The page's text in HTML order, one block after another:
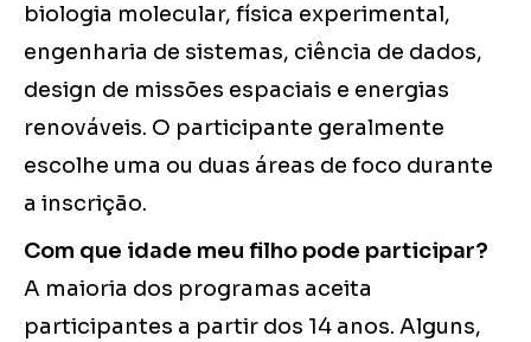
biologia molecular, física experimental,
engenharia de sistemas, ciência de dados,
design de missões espaciais e energias
renováveis. O participante geralmente
escolhe uma ou duas áreas de foco durante
a inscrição.
Com que idade meu filho pode participar?
A maioria dos programas aceita
participantes a partir dos 14 anos. Alguns,